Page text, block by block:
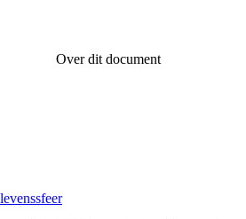
Over dit document